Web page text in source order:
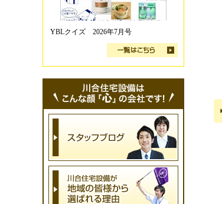
YBLクイズ 2026年7月号